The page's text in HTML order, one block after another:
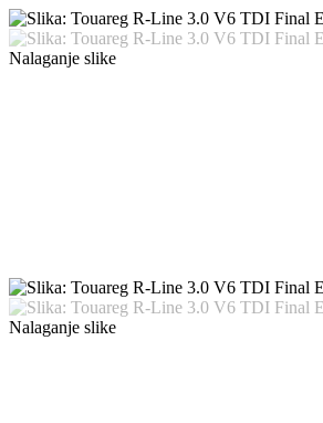
Nalaganje slike
Nalaganje slike